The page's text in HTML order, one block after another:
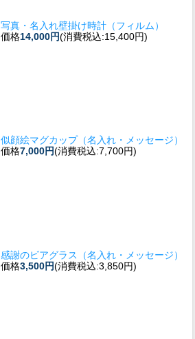
写真・名入れ壁掛け時計（フィルム）
価格14,000円(消費税込:15,400円)
似顔絵マグカップ（名入れ・メッセージ）
価格7,000円(消費税込:7,700円)
感謝のビアグラス（名入れ・メッセージ）
価格3,500円(消費税込:3,850円)